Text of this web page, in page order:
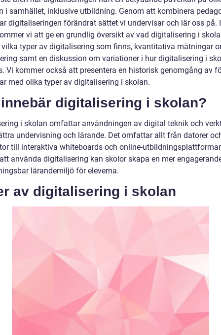
i samhället, inklusive utbildning. Genom att kombinera
digitaliseringen förändrat sättet vi undervisar och lär oss på.
vi att ge en grundlig översikt av vad digitalisering i
vilka typer av digitalisering som finns, kvantitativa mätningar
samt en diskussion om variationer i hur digitalisering i
Vi kommer också att presentera en historisk genomgång av
med olika typer av digitalisering i skolan.
innebär digitalisering i skolan?
i skolan omfattar användningen av digital teknik och
undervisning och lärande. Det omfattar allt från datorer
till interaktiva whiteboards och online-
använda digitalisering kan skolor skapa en mer
lärandemiljö för eleverna.
av digitalisering i skolan